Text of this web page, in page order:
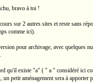
bravo à toi !
sur 2 autres sites et reste sans
comme ici).
pour archivage, avec quelques
qu'il existe "a" ( " a " considéré ici
un petit aménagement sera à